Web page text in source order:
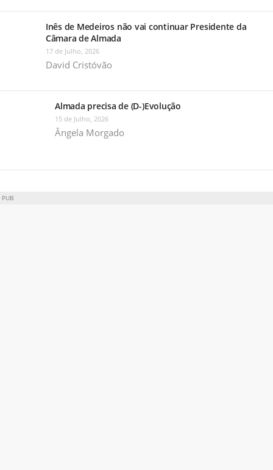
Inês de Medeiros não vai continuar Presidente da
Câmara de Almada
17 de Julho, 2026
David Cristóvão
Almada precisa de (D-)Evolução
15 de Julho, 2026
Ângela Morgado
PUB